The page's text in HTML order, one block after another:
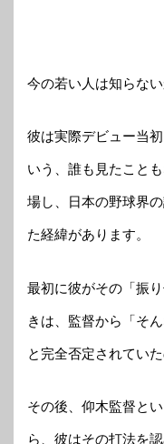
今の若い人は知らな
彼は実際デビュー当
いう、誰も見たこと
場し、日本の野球界
た経緯があります。
最初に彼がその「振
きは、監督から「そ
と完全否定されていた
その後、仰木監督と
ら、彼はその打法を